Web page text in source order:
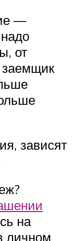
—
от
заемщик
зависят
на
личном